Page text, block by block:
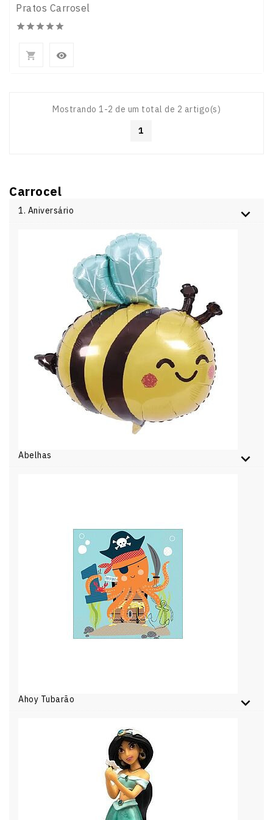
Pratos Carrosel

 
Mostrando 1-2 de um total de 2 artigo(s)
1
Carrocel
1. Aniversário
Abelhas
Ahoy Tubarão